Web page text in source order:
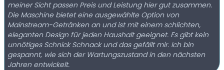
meiner Sicht passen Preis und Leistung hier gut zusammen.
Die Maschine bietet eine ausgewählte Option von
Mainstream-Getränken an und ist mit einem schlichten,
eleganten Design für jeden Haushalt geeignet. Es gibt kein
unnötiges Schnick Schnack und das gefällt mir. Ich bin
gespannt, wie sich der Wartungszustand in den nächsten
Jahren entwickelt.